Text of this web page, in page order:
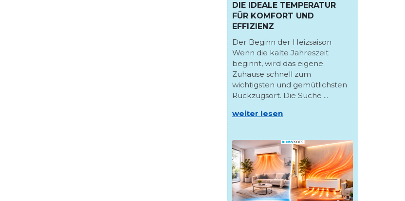
DIE IDEALE TEMPERATUR
FÜR KOMFORT UND
EFFIZIENZ
Der Beginn der Heizsaison
Wenn die kalte Jahreszeit
beginnt, wird das eigene
Zuhause schnell zum
wichtigsten und gemütlichsten
Rückzugsort. Die Suche ...
weiter lesen